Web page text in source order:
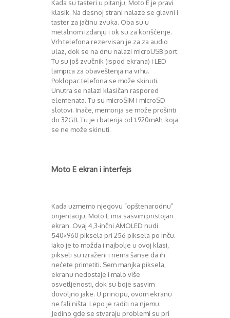
Februar 2018
Maj 2018
Juli 2018
August 2018
Oktobar 2018
Decembar 2018
Februar 2019
Juni 2019
Juli 2019
Kada su tasteri u pitanju, Moto E je pravi
klasik. Na desnoj strani nalaze se glavni i
taster za jačinu zvuka. Oba su u
metalnom izdanju i ok su za korišćenje.
Vrh telefona rezervisan je za za audio
ulaz, dok se na dnu nalazi microUSB port.
Tu su još zvučnik (ispod ekrana) i LED
lampica za obaveštenja na vrhu.
Poklopac telefona se može skinuti.
Unutra se nalazi klasičan raspored
elemenata. Tu su microSIM i microSD
slotovi. Inače, memorija se može proširiti
do 32GB. Tu je i baterija od 1.920mAh, koja
se ne može skinuti.
Moto E ekran i interfejs
Kada uzmemo njegovu “opštenarodnu”
orijentaciju, Moto E ima sasvim pristojan
ekran. Ovaj 4,3-inčni AMOLED nudi
540×960 piksela pri 256 piksela po inču.
Iako je to možda i najbolje u ovoj klasi,
pikseli su izraženi i nema šanse da ih
nećete primetiti. Sem manjka piksela,
ekranu nedostaje i malo više
osvetljenosti, dok su boje sasvim
dovoljno jake. U principu, ovom ekranu
ne fali ništa. Lepo je raditi na njemu.
Jedino gde se stvaraju problemi su pri